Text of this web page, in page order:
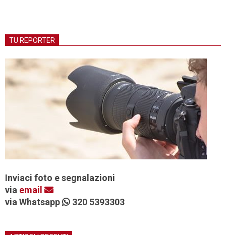
TU REPORTER
Inviaci foto e segnalazioni
via email
via Whatsapp
320 5393303